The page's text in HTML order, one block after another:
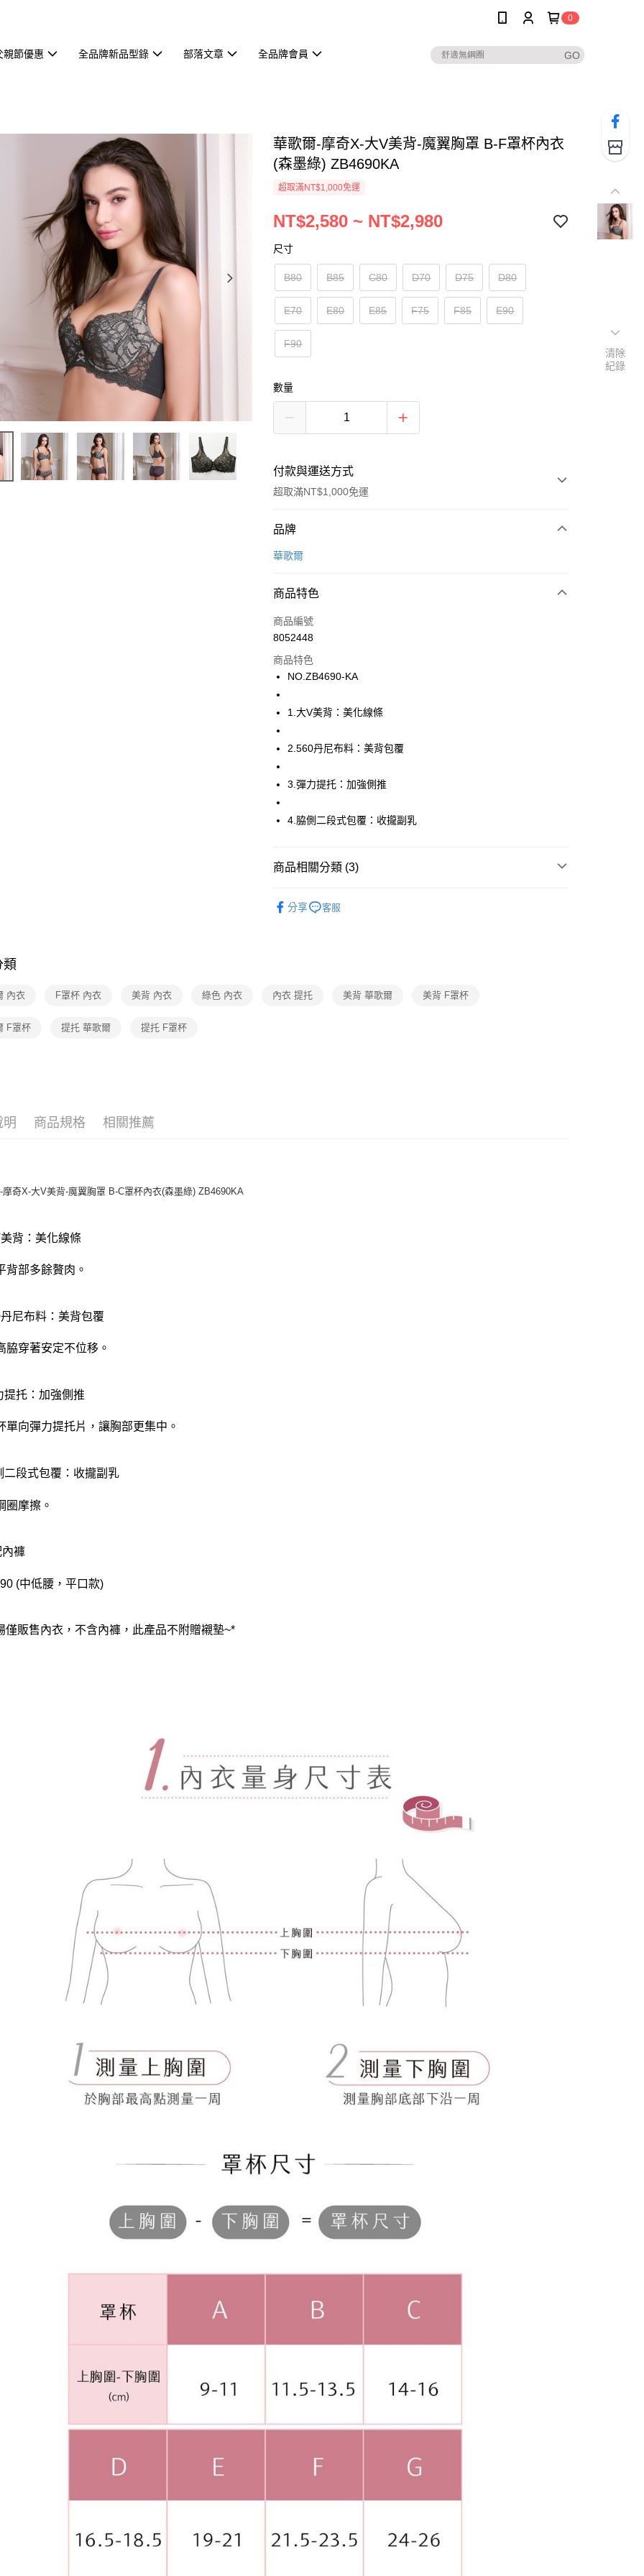
0
親節優惠 全品牌新品型錄 部落文章 全品牌會員
華歌爾-摩奇X-大V美背-魔翼胸罩 B-F罩杯內衣
(森墨綠) ZB4690KA
超取滿NT$1,000免運
NT$2,580 ~ NT$2,980
尺寸
B80 B85 C80 D70 D75 D80
E70 E80 E85 F75 F85 E90
F90
數量
付款與運送方式
超取滿NT$1,000免運
付款方式
信用卡一次付款
街口支付
ATM付款
運送方式
全家取貨付款
每筆NT$80，滿NT$1,000(含以上)免運費
付款後全家取貨
每筆NT$80，滿NT$1,000(含以上)免運費
7-11取貨付款
付款後7-11取貨
品牌
華歌爾
商品特色
商品編號
8052448
商品特色
NO.ZB4690-KA
1.大V美背：美化線條
2.560丹尼布料：美背包覆
3.彈力提托：加強側推
4.脇側二段式包覆：收攏副乳
商品相關分類 (3)
分享 客服
類
內衣 F罩杯 內衣 美背 內衣 綠色 內衣 內衣 提托 美背 華歌爾 美背 F罩杯
F罩杯 提托 華歌爾 提托 F罩杯
明 商品規格 相關推薦
摩奇X-大V美背-魔翼胸罩 B-C罩杯內衣(森墨綠) ZB4690KA
背：美化線條
背部多餘贅肉。
尼布料：美背包覆
脇穿著安定不位移。
提托：加強側推
單向彈力提托片，讓胸部更集中。
二段式包覆：收攏副乳
圈摩擦。
褲
(中低腰，平口款)
僅販售內衣，不含內褲，此產品不附贈襯墊~*
清除
紀錄